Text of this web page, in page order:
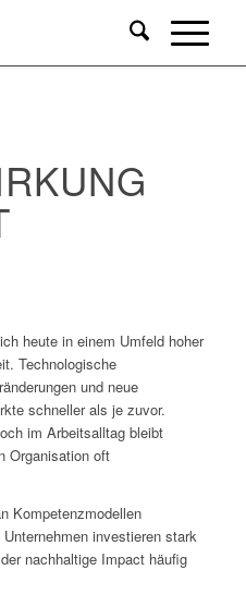
heute in einem Umfeld hoher
Technologische
und neue
schneller als je zuvor.
im Arbeitsalltag bleibt
Organisation oft
Kompetenzmodellen
investieren stark
nachhaltige Impact häufig